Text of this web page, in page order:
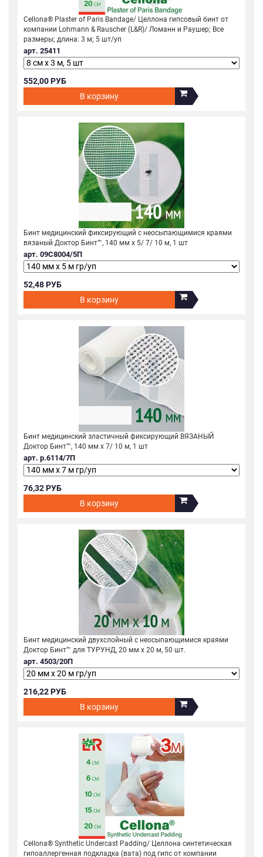
Cellona® Plaster of Paris Bandage/ Целлона гипсовый бинт от
компании Lohmann & Rauscher (L&R)/ Ломанн и Раушер; Все
размеры; длина: 3 м; 5 шт/уп
арт. 25411
552,00 РУБ
В корзину
Бинт медицинский фиксирующий с неосыпающимися краями
вязаный Доктор Бинт™, 140 мм х 5/ 7/ 10 м, 1 шт
арт. 09С8004/5П
52,48 РУБ
В корзину
Бинт медицинский эластичный фиксирующий ВЯЗАНЫЙ
Доктор Бинт™, 140 мм х 7/ 10 м, 1 шт
арт. р.6114/7П
76,32 РУБ
В корзину
Бинт медицинский двухслойный с неосыпающимися краями
Доктор Бинт™ для ТУРУНД, 20 мм х 20 м, 50 шт.
арт. 4503/20П
216,22 РУБ
В корзину
Cellona® Synthetic Undercast Padding/ Целлона синтетическая
гипоаллергенная подкладка (вата) под гипс от компании